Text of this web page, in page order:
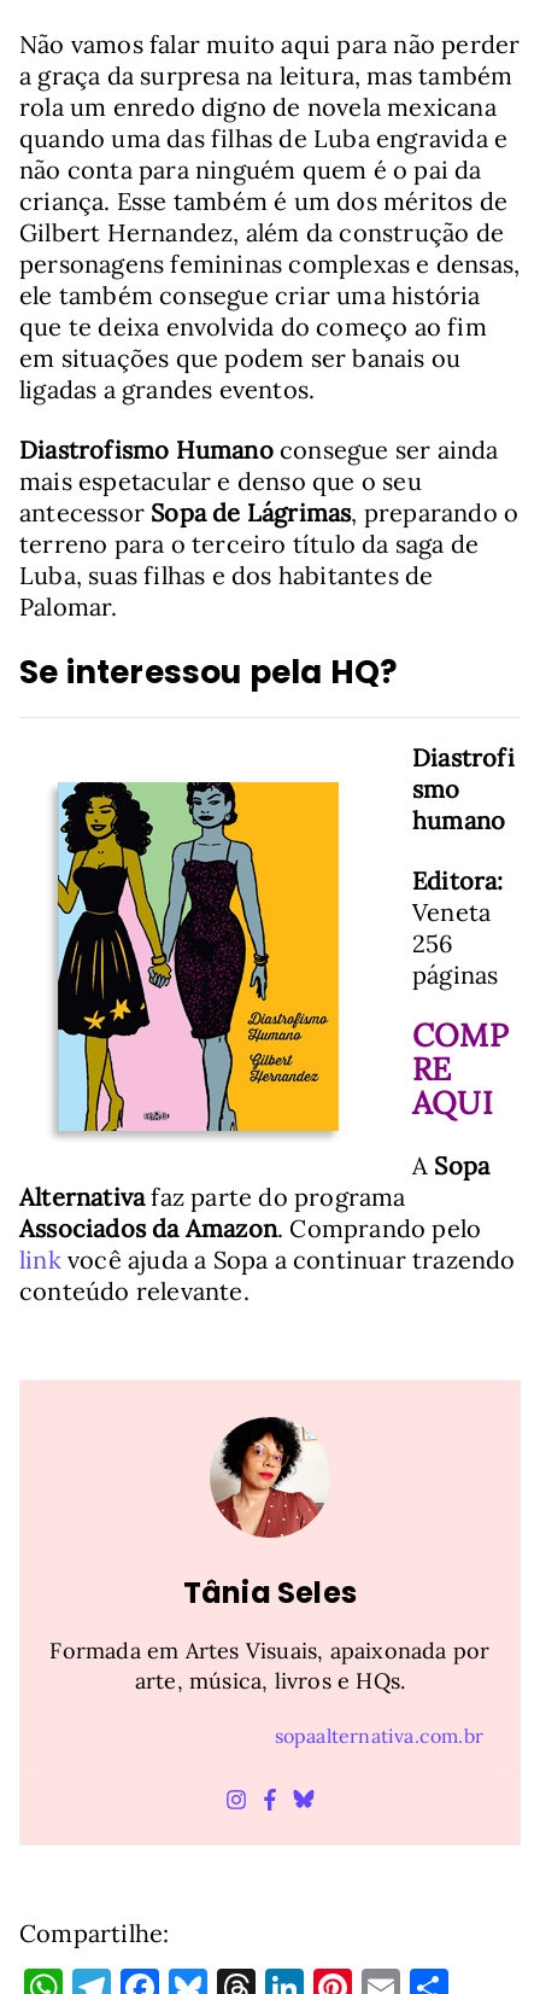
Não vamos falar muito aqui para não perder
a graça da surpresa na leitura, mas também
rola um enredo digno de novela mexicana
quando uma das filhas de Luba engravida e
não conta para ninguém quem é o pai da
criança. Esse também é um dos méritos de
Gilbert Hernandez, além da construção de
personagens femininas complexas e densas,
ele também consegue criar uma história
que te deixa envolvida do começo ao fim
em situações que podem ser banais ou
ligadas a grandes eventos.
Diastrofismo Humanoconsegue ser ainda
mais espetacular e denso que o seu
antecessor Sopa de Lágrimas, preparando o
terreno para o terceiro título da saga de
Luba, suas filhas e dos habitantes de
Palomar.
Se interessou pela HQ?
Diastrofi
smo
humano
Editora:
Veneta
256
páginas
COMP
RE
AQUI
A Sopa
Alternativafaz parte do programa
Associados da Amazon. Comprando pelo
linkvocê ajuda a Sopa a continuar trazendo
conteúdo relevante.
Tânia Seles
Formada em Artes Visuais, apaixonada por
arte, música, livros e HQs.
sopaalternativa.com.br
Compartilhe: